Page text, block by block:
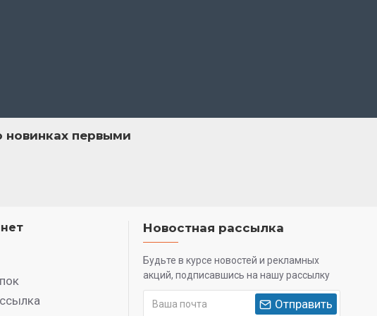
новинках первыми
Новостная рассылка
Будьте в курсе новостей и рекламных
акций, подписавшись на нашу рассылку
Отправить